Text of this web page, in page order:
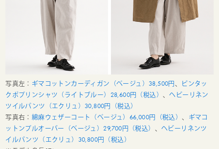
写真左： ギマコットンカーディガン（ベージュ）38,500円 、
ピンタッ
クポプリンシャツ（ライトブルー）28,600円（税込） 、ヘビーリネン
ツイルパンツ（エクリュ）30,800円（税込）
写真右： 綿麻ウェザーコート（ベージュ）66,000円（税込） 、 ギマコ
ットンプルオーバー（ベージュ）29,700円（税込） 、ヘビーリネンツ
イルパンツ（エクリュ）30,800円（税込）